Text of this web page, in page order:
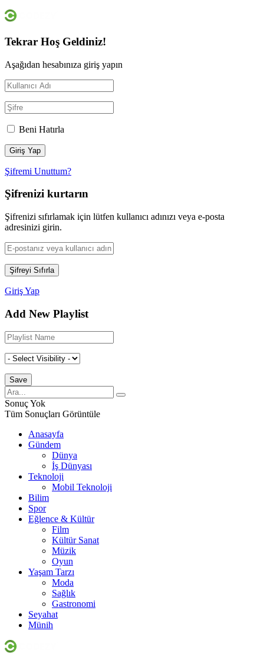
Tekrar Hoş Geldiniz!
Aşağıdan hesabınıza giriş yapın
Beni Hatırla
Şifremi Unuttum?
Şifrenizi kurtarın
Şifrenizi sıfırlamak için lütfen kullanıcı adınızı veya e-posta
adresinizi girin.
Giriş Yap
Add New Playlist
Sonuç Yok
Tüm Sonuçları Görüntüle
Anasayfa
Gündem
Dünya
İş Dünyası
Teknoloji
Mobil Teknoloji
Bilim
Spor
Eğlence & Kültür
Film
Kültür Sanat
Müzik
Oyun
Yaşam Tarzı
Moda
Sağlık
Gastronomi
Seyahat
Münih